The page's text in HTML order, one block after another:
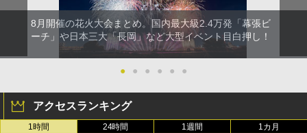
8月開催の花火大会まとめ。国内最大級2.4万発「幕張ビ
ーチ」や日本三大「長岡」など大型イベント目白押し！
● ● ● ● ● ●
アクセスランキング
1時間 24時間 1週間 1カ月